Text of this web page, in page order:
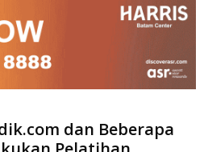
Beberapa Media Online
dan Beberapa